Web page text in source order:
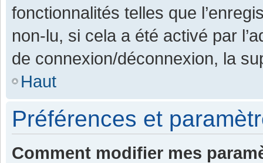
fonctionnalités telles que
non-lu, si cela a été activé par
de connexion/déconnexion, la
Haut
Préférences et
Comment modifier mes